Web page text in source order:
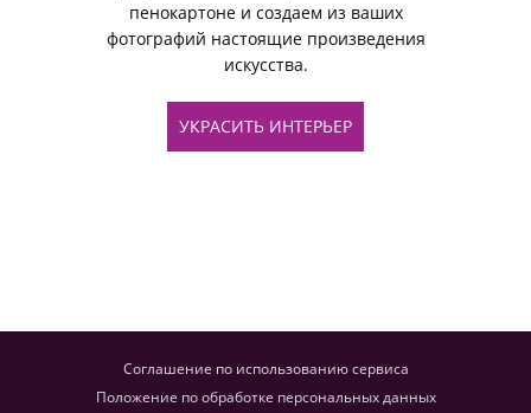
пенокартоне и создаем из ваших
фотографий настоящие произведения
искусства.
УКРАСИТЬ ИНТЕРЬЕР
Соглашение по использованию сервиса
Положение по обработке персональных данных